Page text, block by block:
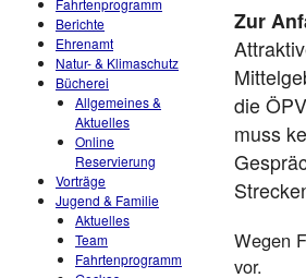
Fahrtenprogramm
Berichte
Ehrenamt
Natur- & Klimaschutz
Bücherei
Allgemeines &
Aktuelles
Online
Reservierung
Vorträge
Jugend & Familie
Aktuelles
Team
Fahrtenprogramm
Zur
die
muss
Wegen
vor.